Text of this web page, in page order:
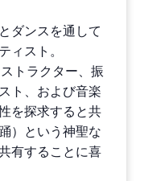
ダンスを通して
ィスト。
トラクター、振
ト、および音楽
を探求すると共
）という神聖な
有することに喜